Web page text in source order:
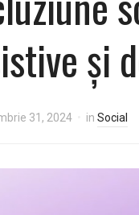
și
31, 2024 in Social